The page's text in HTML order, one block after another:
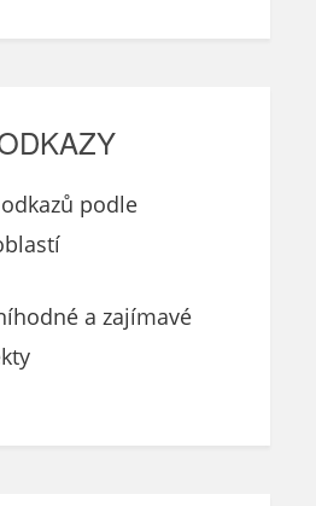
podle
a zajímavé